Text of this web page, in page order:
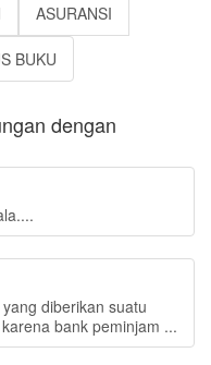
ASURANSI
BUKU
dengan
diberikan suatu
bank peminjam ...